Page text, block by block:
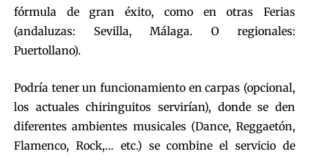
fórmula de gran éxito, como en otras Ferias
(andaluzas: Sevilla, Málaga. O regionales:
Puertollano).
Podría tener un funcionamiento en carpas (opcional,
los actuales chiringuitos servirían), donde se den
diferentes ambientes musicales (Dance, Reggaetón,
Flamenco, Rock,… etc.) se combine el servicio de